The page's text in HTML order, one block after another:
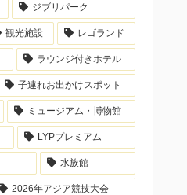
ジブリパーク
観光施設 レゴランド
ラウンジ付きホテル
子連れお出かけスポット
ミュージアム・博物館
LYPプレミアム
水族館
2026年アジア競技大会